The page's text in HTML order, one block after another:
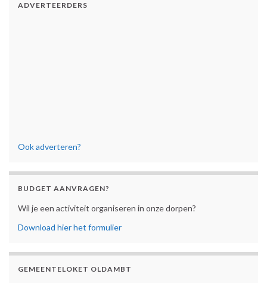
ADVERTEERDERS
Ook adverteren?
BUDGET AANVRAGEN?
Wil je een activiteit organiseren in onze dorpen?
Download hier het formulier
GEMEENTELOKET OLDAMBT